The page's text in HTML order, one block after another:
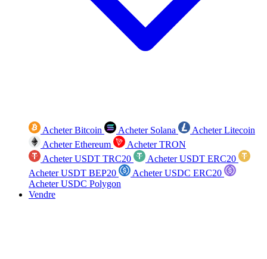
Acheter Bitcoin Acheter Solana
Acheter Litecoin
Acheter Ethereum
Acheter TRON
Acheter USDT TRC20
Acheter USDT ERC20
Acheter USDT BEP20
Acheter USDC ERC20
Acheter USDC Polygon
Vendre